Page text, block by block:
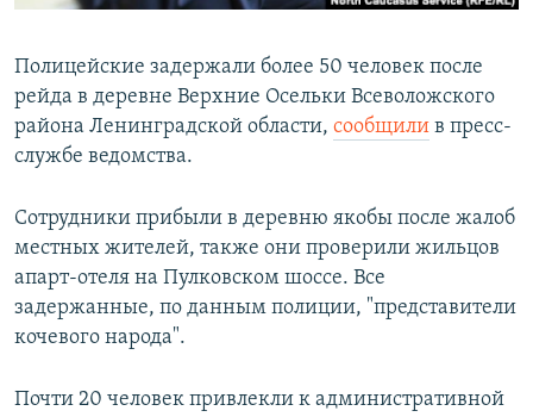
Все сайты РСЕ/РС
Полицейские задержали более 50 человек после
рейда в деревне Верхние Осельки Всеволожского
района Ленинградской области, сообщили в пресс-
службе ведомства.
Сотрудники прибыли в деревню якобы после жалоб
местных жителей, также они проверили жильцов
апарт-отеля на Пулковском шоссе. Все
задержанные, по данным полиции, "представители
кочевого народа".
Почти 20 человек привлекли к административной